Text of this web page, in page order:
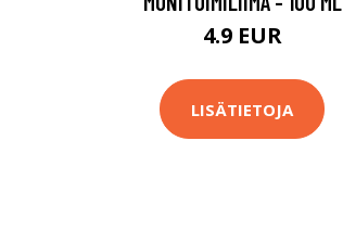
4.9 EUR
LISÄTIETOJA